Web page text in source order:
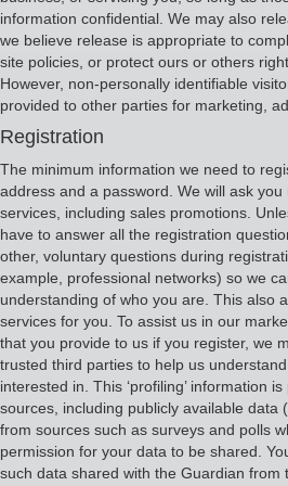
information confidential. We may also
we believe release is appropriate to
site policies, or protect ours or others
However, non-personally identifiable
provided to other parties for marketing,
Registration
The minimum information we need to
address and a password. We will ask
services, including sales promotions.
have to answer all the registration
other, voluntary questions during
example, professional networks) so we
understanding of who you are. This also
services for you. To assist us in our
that you provide to us if you register, we
trusted third parties to help us
interested in. This ‘profiling’ information
sources, including publicly available data
from sources such as surveys and polls
permission for your data to be shared.
such data shared with the Guardian from